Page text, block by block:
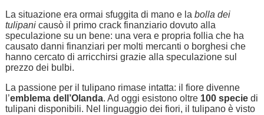
La situazione era ormai sfuggita di mano e la bolla dei
tulipanicausò il primo crack finanziario dovuto alla
speculazione su un bene: una vera e propria follia che ha
causato danni finanziari per molti mercanti o borghesi che
hanno cercato di arricchirsi grazie alla speculazione sul
prezzo dei bulbi.
La passione per il tulipano rimase intatta: il fiore divenne
l’emblema dell’Olanda. Ad oggi esistono oltre 100 speciedi
tulipani disponibili. Nel linguaggio dei fiori, il tulipano è visto